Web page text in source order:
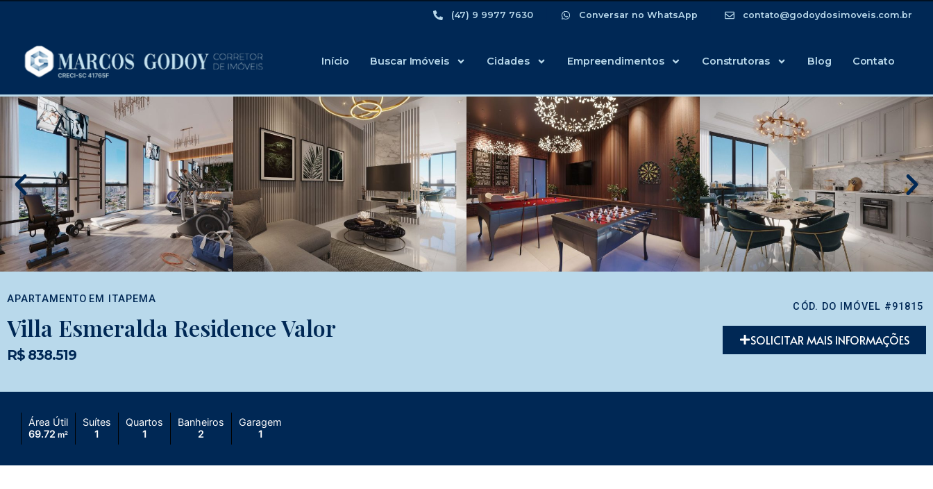
(47) 9 9977 7630 Conversar no WhatsApp contato@godoydosimoveis.com.br
Início Buscar Imóveis Cidades Empreendimentos Construtoras Blog Contato
APARTAMENTO EM ITAPEMA
Villa Esmeralda Residence Valor
R$ 838.519
CÓD. DO IMÓVEL #91815
SOLICITAR MAIS INFORMAÇÕES
Área Útil
69.72 m²
Suítes
1
Quartos
1
Banheiros
2
Garagem
1